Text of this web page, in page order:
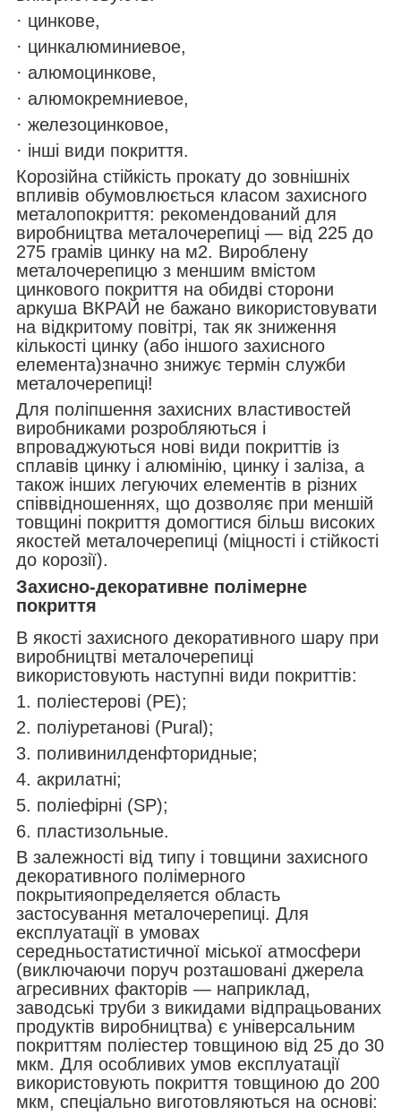
· цинкове,
· цинкалюминиевое,
· алюмоцинкове,
· алюмокремниевое,
· железоцинковое,
· інші види покриття.
Корозійна стійкість прокату до зовнішніх
впливів обумовлюється класом захисного
металопокриття: рекомендований для
виробництва металочерепиці — від 225 до
275 грамів цинку на м2. Вироблену
металочерепицю з меншим вмістом
цинкового покриття на обидві сторони
аркуша ВКРАЙ не бажано використовувати
на відкритому повітрі, так як зниження
кількості цинку (або іншого захисного
елемента)значно знижує термін служби
металочерепиці!
Для поліпшення захисних властивостей
виробниками розробляються і
впроваджуються нові види покриттів із
сплавів цинку і алюмінію, цинку і заліза, а
також інших легуючих елементів в різних
співвідношеннях, що дозволяє при меншій
товщині покриття домогтися більш високих
якостей металочерепиці (міцності і стійкості
до корозії).
Захисно-декоративне полімерне
покриття
В якості захисного декоративного шару при
виробництві металочерепиці
використовують наступні види покриттів:
1. поліестерові (PE);
2. поліуретанові (Pural);
3. поливинилденфторидные;
4. акрилатні;
5. поліефірні (SP);
6. пластизольные.
В залежності від типу і товщини захисного
декоративного полімерного
покрытияопределяется область
застосування металочерепиці. Для
експлуатації в умовах
середньостатистичної міської атмосфери
(виключаючи поруч розташовані джерела
агресивних факторів — наприклад,
заводські труби з викидами відпрацьованих
продуктів виробництва) є універсальним
покриттям поліестер товщиною від 25 до 30
мкм. Для особливих умов експлуатації
використовують покриття товщиною до 200
мкм, спеціально виготовляються на основі: